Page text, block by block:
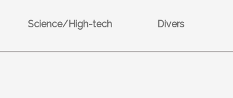
Science/High-tech Divers